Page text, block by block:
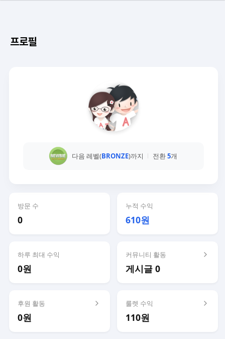
프로필
다음 레벨(BRONZE)까지 전환5개
방문 수
0
누적 수익
610원
하루 최대 수익
0원
커뮤니티 활동
게시글 0
후원 활동
0원
룰렛 수익
110원